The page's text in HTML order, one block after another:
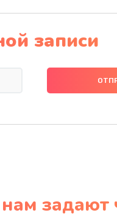
записи
задают